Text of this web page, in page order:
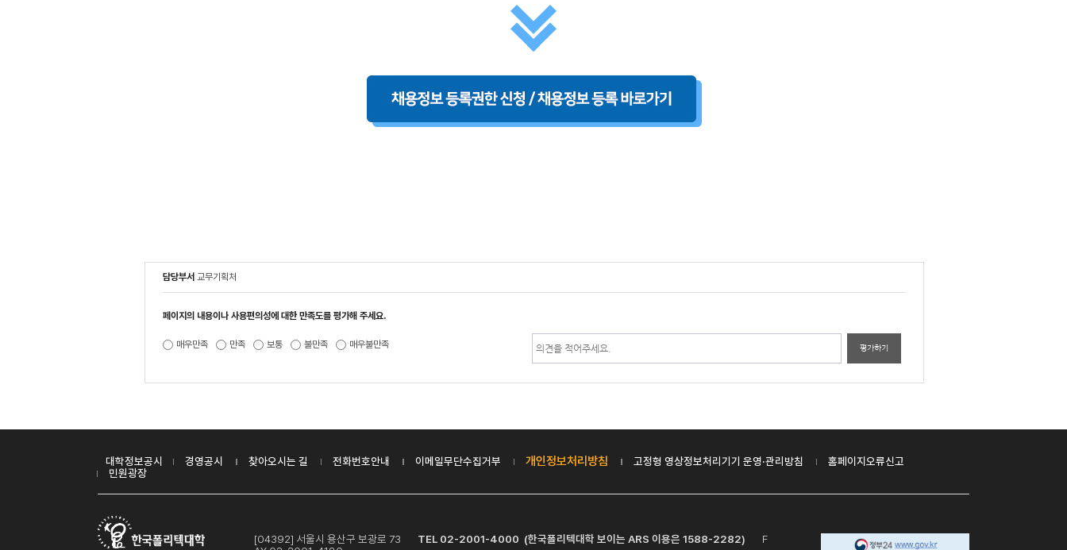
담당부서 교무기획처
페이지의 내용이나 사용편의성에 대한 만족도를 평가해 주세요.
매우만족 만족 보통 불만족 매우불만족 평가하기
대학정보공시 경영공시 찾아오시는 길 전화번호안내 이메일무단수집거부 개인정보처리방침 고정형 영상정보처리기기 운영·관리방침
홈페이지오류신고
민원광장
[04392] 서울시 용산구 보광로 73 TEL 02-2001-4000 (한국폴리텍대학 보이는 ARS 이용은 1588-2282)
F